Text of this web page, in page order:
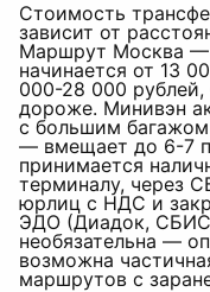
Стоимость
зависит от
Маршрут Москва —
начинается от 13
000-28 000 рублей,
дороже. Минивэн
с большим багажом
— вмещает до 6-7
принимается
терминалу, через
юрлиц с НДС и
ЭДО (Диадок,
необязательна —
возможна
маршрутов с